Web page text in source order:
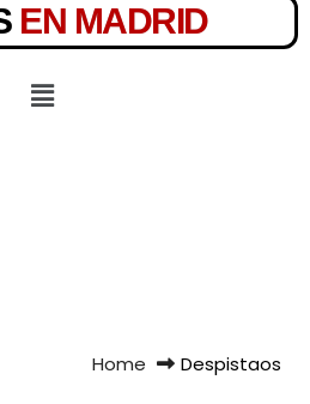
EN MADRID
Home Despistaos